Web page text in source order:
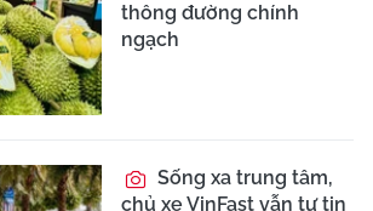
thông đường chính
ngạch
Sống xa trung tâm,
chủ xe VinFast vẫn tự tin